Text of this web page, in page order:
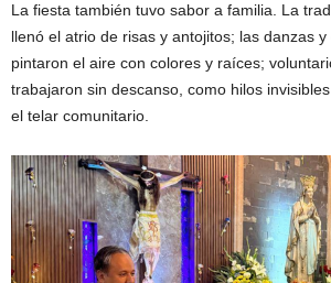
La fiesta también tuvo sabor a familia. La
llenó el atrio de risas y antojitos; las danzas
pintaron el aire con colores y raíces;
trabajaron sin descanso, como hilos
el telar comunitario.